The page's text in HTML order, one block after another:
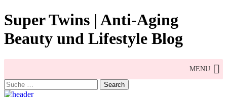
Skip
to
content
Super Twins | Anti-Aging
Beauty und Lifestyle Blog
MENU
Search
for: